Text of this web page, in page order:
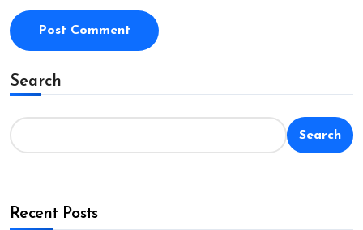
Search
Search
Recent Posts